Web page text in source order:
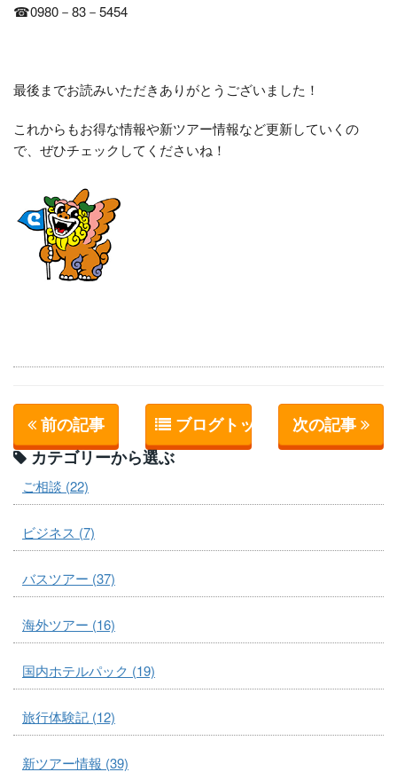
☎0980－83－5454
最後までお読みいただきありがとうございました！
これからもお得な情報や新ツアー情報など更新していくの
で、ぜひチェックしてくださいね！
前の記事 ブログトップへ 次の記事
カテゴリーから選ぶ
ご相談 (22)
ビジネス (7)
バスツアー (37)
海外ツアー (16)
国内ホテルパック (19)
旅行体験記 (12)
新ツアー情報 (39)